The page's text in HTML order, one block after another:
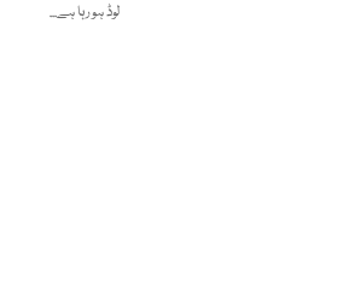
لوڈ ہو رہا ہے...